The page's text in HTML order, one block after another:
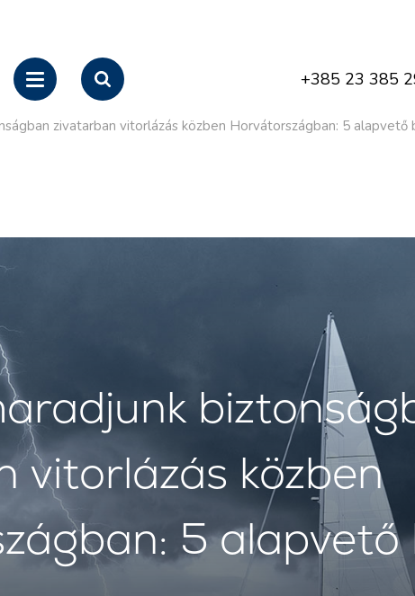
+385 23 385
zivatarban vitorlázás közben Horvátországban: 5
vitorlázás közben
5 alapvető